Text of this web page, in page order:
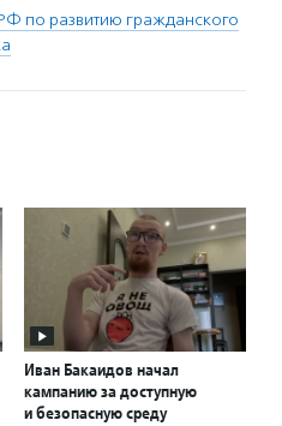
по развитию гражданского
Иван Бакаидов начал
кампанию за доступную
и безопасную среду